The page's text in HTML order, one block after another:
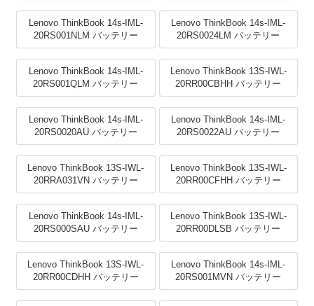
Lenovo ThinkBook 14s-IML-
20RS001NLM バッテリー
Lenovo ThinkBook 14s-IML-
20RS0024LM バッテリー
Lenovo ThinkBook 14s-IML-
20RS001QLM バッテリー
Lenovo ThinkBook 13S-IWL-
20RR00CBHH バッテリー
Lenovo ThinkBook 14s-IML-
20RS0020AU バッテリー
Lenovo ThinkBook 14s-IML-
20RS0022AU バッテリー
Lenovo ThinkBook 13S-IWL-
20RRA031VN バッテリー
Lenovo ThinkBook 13S-IWL-
20RR00CFHH バッテリー
Lenovo ThinkBook 14s-IML-
20RS000SAU バッテリー
Lenovo ThinkBook 13S-IWL-
20RR00DLSB バッテリー
Lenovo ThinkBook 13S-IWL-
20RR00CDHH バッテリー
Lenovo ThinkBook 14s-IML-
20RS001MVN バッテリー